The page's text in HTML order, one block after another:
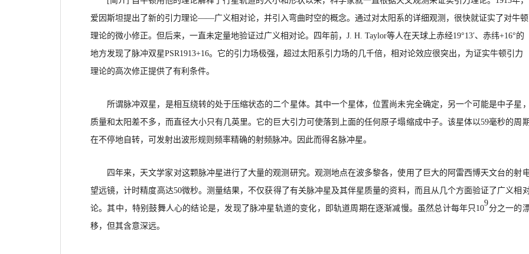
爱因斯坦提出了新的引力理论——广义相对论，并引入弯曲时空的概念。通过对太阳系的详细观测，很快就证实了对牛顿
理论的微小修正。 但后来，一直未定量地验证过广义相对论。四年前，J. H. Taylor等人在天球上赤经19°13′、 赤纬+16°的
地方发现了脉冲双星PSR1913+16。它的引力场极强，超过太阳系引力场的几千倍，相对论效应很突出，为证实牛顿引力
理论的高次修正提供了有利条件。
所谓脉冲双星， 是相互绕转的处于压缩状态的二个星体。其中一个星体，位置尚未完全确定，另一个可能是中子星，
质量和太阳差不多，而直径大小只有几英里。它的巨大引力可使落到上面的任何原子塌缩成中子。该星体以59毫秒的周期
在不停地 自转，可发射出波形规则频率精确的射频脉冲。因此而得名脉冲星。
四年来， 天文学家对这颗脉冲星进行了大量的观测研究。观测地点在波多黎各，使用了巨大的阿雷西博天文台的射
望远镜，计时精度高达50微秒。 测量结果，不仅获得了有关脉冲星及其伴星质量的资料， 而且从几个方面验证了广义相
论。其中，特别鼓舞人心的结论是，发现了脉冲星轨道的变化，即轨道周期在逐渐减慢。虽然总计每年只 10
9
分之一的
移，但其含意深远。